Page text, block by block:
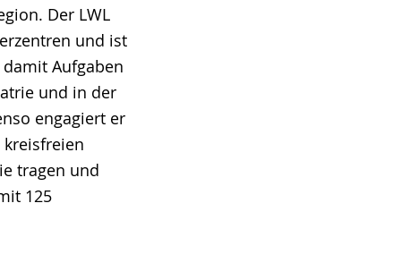
Der LWL
und ist
Aufgaben
und in der
engagiert er
tragen und
125